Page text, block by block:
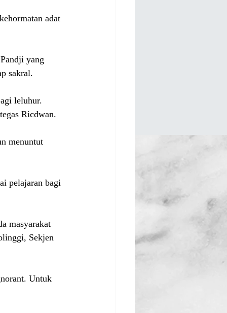
adat
yang
sakral.
leluhur.
Ricdwan.
menuntut
pelajaran bagi
masyarakat
Sekjen
Untuk